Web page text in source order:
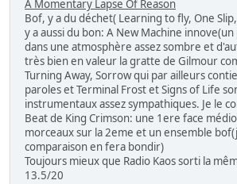
A Momentary Lapse Of Reason
Bof, y a du déchet( Learning to fly, One
y a aussi du bon: A New Machine
dans une atmosphère assez sombre et
très bien en valeur la gratte de Gilmour
Turning Away, Sorrow qui par ailleurs
paroles et Terminal Frost et Signs of Life
instrumentaux assez sympathiques. Je le
Beat de King Crimson: une 1ere face
morceaux sur la 2eme et un ensemble
comparaison en fera bondir)
Toujours mieux que Radio Kaos sorti la
13.5/20